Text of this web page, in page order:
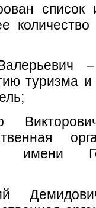
список
количество
–
туризма
имени